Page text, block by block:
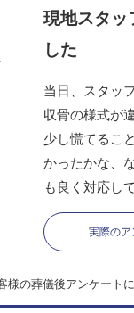
現地スタッ
した
当日、スタッ
収骨の様式が
少し慌てるこ
かったかな、
も良く対応し
実際のア